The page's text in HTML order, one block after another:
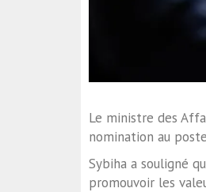
Le ministre des
nomination au
Sybiha a souligné
promouvoir les